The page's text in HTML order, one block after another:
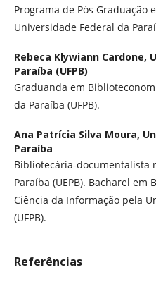
Programa de Pós Graduação
Universidade Federal da
Rebeca Klywiann Cardone,
Paraíba (UFPB)
Graduanda em
da Paraíba (UFPB).
Ana Patrícia Silva Moura,
Paraíba
Bibliotecária-documentalista
Paraíba (UEPB). Bacharel
Ciência da Informação pela
(UFPB).
Referências